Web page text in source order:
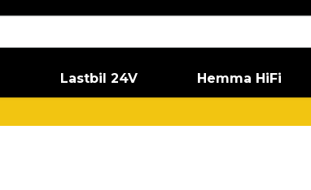
Lastbil 24V Hemma HiFi